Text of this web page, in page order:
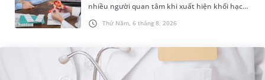
Thứ Năm, 6 tháng 8, 2026
nhiều người quan tâm khi xuất hiện khối hạch
nhỏ ở vùng bẹn hoặc cơ quan sinh dục. Nếu
hạch mới xuất hiện, kích th...